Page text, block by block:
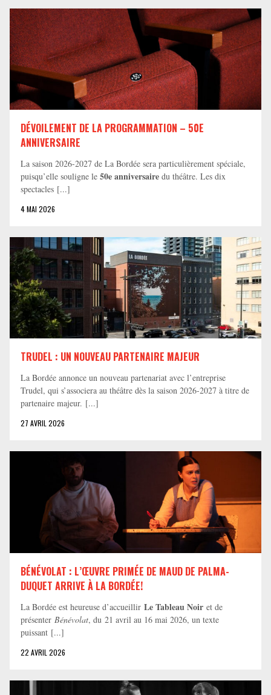
DÉVOILEMENT DE LA PROGRAMMATION – 50E
ANNIVERSAIRE
La saison 2026-2027 de La Bordée sera particulièrement spéciale,
puisqu’elle souligne le 50e anniversaire du théâtre. Les dix
spectacles [...]
4 MAI 2026
TRUDEL : UN NOUVEAU PARTENAIRE MAJEUR
La Bordée annonce un nouveau partenariat avec l’entreprise
Trudel, qui s’associera au théâtre dès la saison 2026-2027 à titre de
partenaire majeur. [...]
27 AVRIL 2026
BÉNÉVOLAT : L’ŒUVRE PRIMÉE DE MAUD DE PALMA-
DUQUET ARRIVE À LA BORDÉE!
La Bordée est heureuse d’accueillir Le Tableau Noir et de
présenter Bénévolat, du 21 avril au 16 mai 2026, un texte
puissant [...]
22 AVRIL 2026